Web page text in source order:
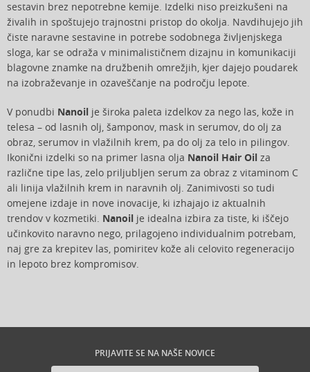
sestavin brez nepotrebne kemije. Izdelki niso preizkušeni na
živalih in spoštujejo trajnostni pristop do okolja. Navdihujejo jih
čiste naravne sestavine in potrebe sodobnega življenjskega
sloga, kar se odraža v minimalističnem dizajnu in komunikaciji
blagovne znamke na družbenih omrežjih, kjer dajejo poudarek
na izobraževanje in ozaveščanje na področju lepote.
V ponudbi Nanoil je široka paleta izdelkov za nego las, kože in
telesa – od lasnih olj, šamponov, mask in serumov, do olj za
obraz, serumov in vlažilnih krem, pa do olj za telo in pilingov.
Ikonični izdelki so na primer lasna olja Nanoil Hair Oil za
različne tipe las, zelo priljubljen serum za obraz z vitaminom C
ali linija vlažilnih krem in naravnih olj. Zanimivosti so tudi
omejene izdaje in nove inovacije, ki izhajajo iz aktualnih
trendov v kozmetiki. Nanoil je idealna izbira za tiste, ki iščejo
učinkovito naravno nego, prilagojeno individualnim potrebam,
naj gre za krepitev las, pomiritev kože ali celovito regeneracijo
in lepoto brez kompromisov.
PRIJAVITE SE NA NAŠE NOVICE